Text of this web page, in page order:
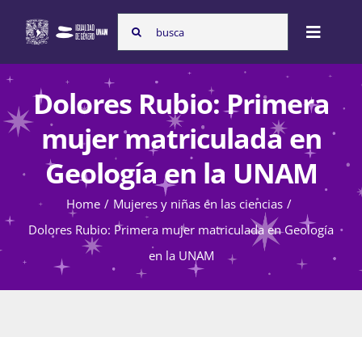
content
Search
for:
Toggle
Inicio
Nosotras
Programas
Atención de la violencia de género
Dolores Rubio: Primera
mujer matriculada en
Geología en la UNAM
Home
Mujeres y niñas en las ciencias
Dolores Rubio: Primera mujer matriculada en Geología
en la UNAM